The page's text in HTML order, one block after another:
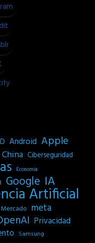
Android Apple
China Ciberseguridad
Economia
Google IA
Artificial
Mercado meta
Privacidad
Samsung